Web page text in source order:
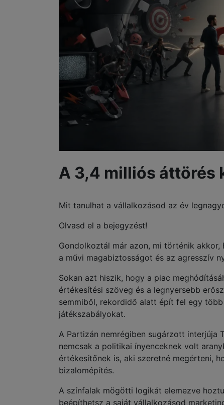
A 3,4 milliós áttörés
Mit tanulhat a vállalkozásod az év
Olvasd el a bejegyzést!
Gondolkoztál már azon, mi történik
a művi magabiztosságot és az agresszív
Sokan azt hiszik, hogy a piac
értékesítési szöveg és a legnyersebb
semmiből, rekordidő alatt épít fel egy
játékszabályokat.
A Partizán nemrégiben sugárzott interjúja
nemcsak a politikai ínyenceknek volt
értékesítőnek is, aki szeretné megérteni,
bizalomépítés.
A színfalak mögötti logikát elemezve
beépíthetsz a saját vállalkozásod